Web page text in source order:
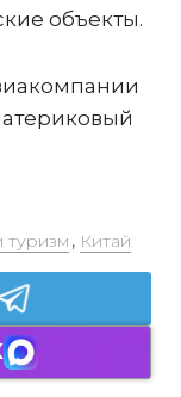
объекты.
туризм , Китай